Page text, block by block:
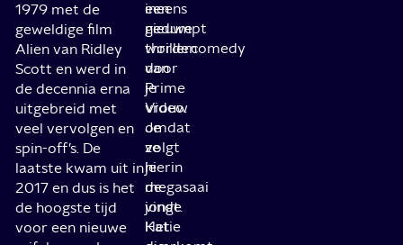
1979 met de
geweldige film
Alien van Ridley
Scott en werd in
de decennia erna
uitgebreid met
veel vervolgen en
spin-off’s. De
laatste kwam uit in
2017 en dus is het
de hoogste tijd
voor een nieuwe
een
nieuwe
thrillercomedy
van
Prime
Video.
Je
volgt
hierin
de
jonge
Katie
ineens
gedumpt
worden
door
je
vrouw
omdat
ze
je
megasaai
vindt.
Het